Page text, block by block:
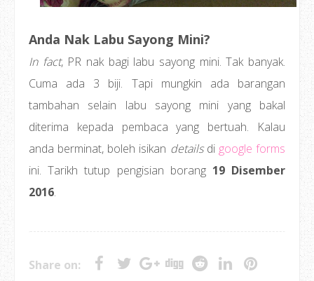
Anda Nak Labu Sayong Mini?
In fact, PR nak bagi labu sayong mini. Tak banyak.
Cuma ada 3 biji. Tapi mungkin ada barangan
tambahan selain labu sayong mini yang bakal
diterima kepada pembaca yang bertuah. Kalau
anda berminat, boleh isikan detailsdi google forms
ini. Tarikh tutup pengisian borang 19 Disember
2016.
Share on: